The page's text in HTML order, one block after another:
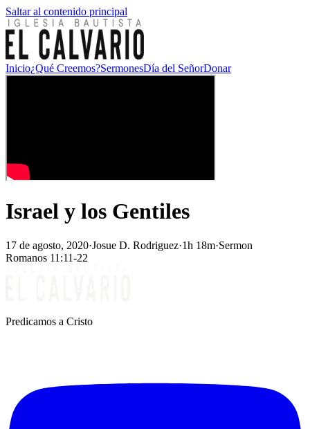
Saltar al contenido principal
Inicio¿Qué Creemos?SermonesDía del SeñorDonar
Israel y los Gentiles
17 de agosto, 2020·Josue D. Rodriguez·1h 18m·Sermon
Romanos 11:11-22
Predicamos a Cristo